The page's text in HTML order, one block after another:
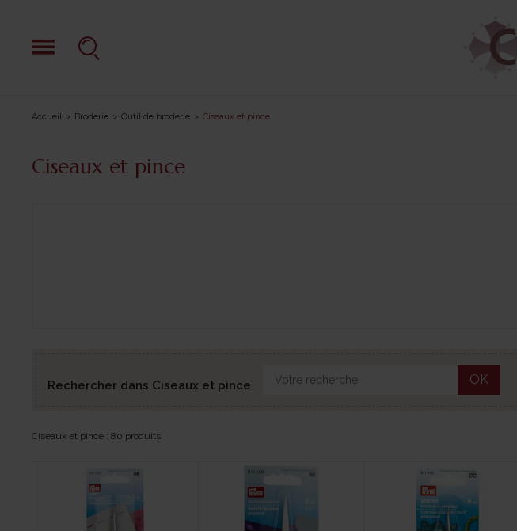
Accueil Broderie Outil de broderie Ciseaux et pince
Ciseaux et pince
Rechercher dans Ciseaux et pince OK
Ciseaux et pince : 80 produits